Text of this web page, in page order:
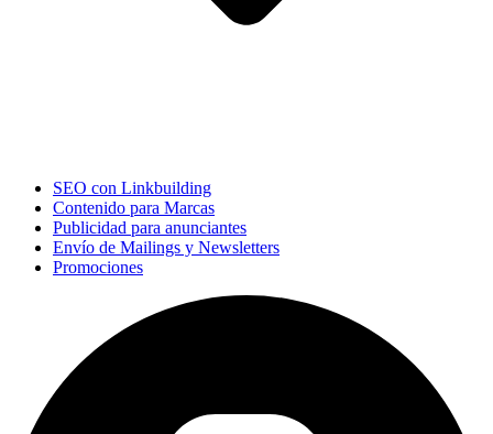
SEO con Linkbuilding
Contenido para Marcas
Publicidad para anunciantes
Envío de Mailings y Newsletters
Promociones